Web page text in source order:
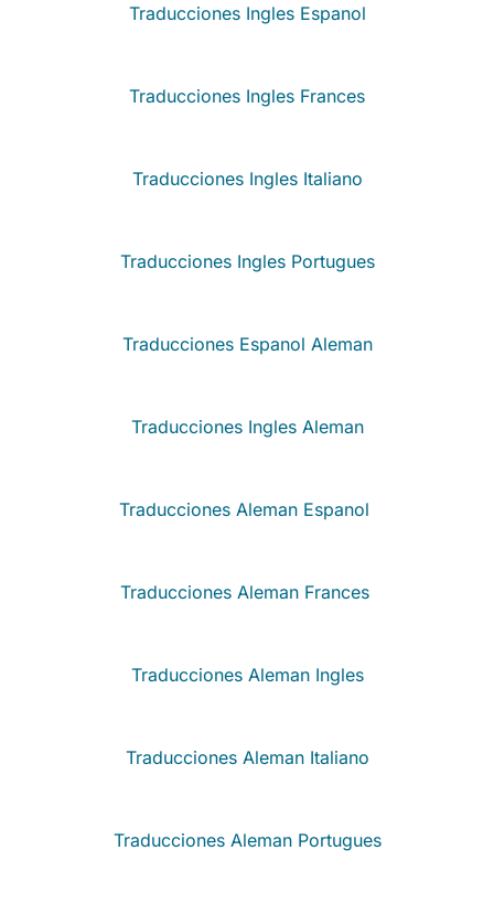
Traducciones Ingles Espanol
Traducciones Ingles Frances
Traducciones Ingles Italiano
Traducciones Ingles Portugues
Traducciones Espanol Aleman
Traducciones Ingles Aleman
Traducciones Aleman Espanol
Traducciones Aleman Frances
Traducciones Aleman Ingles
Traducciones Aleman Italiano
Traducciones Aleman Portugues